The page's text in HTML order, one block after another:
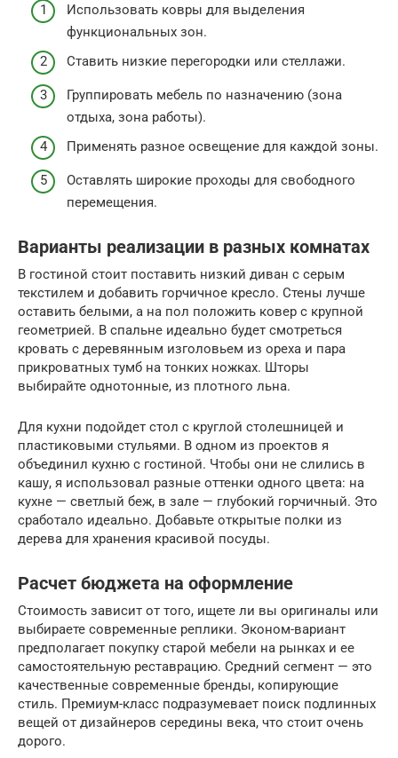
Использовать ковры для выделения
функциональных зон.
Ставить низкие перегородки или стеллажи.
Группировать мебель по назначению (зона
отдыха, зона работы).
Применять разное освещение для каждой зоны.
Оставлять широкие проходы для свободного
перемещения.
Варианты реализации в разных комнатах
В гостиной стоит поставить низкий диван с серым
текстилем и добавить горчичное кресло. Стены лучше
оставить белыми, а на пол положить ковер с крупной
геометрией. В спальне идеально будет смотреться
кровать с деревянным изголовьем из ореха и пара
прикроватных тумб на тонких ножках. Шторы
выбирайте однотонные, из плотного льна.
Для кухни подойдет стол с круглой столешницей и
пластиковыми стульями. В одном из проектов я
объединил кухню с гостиной. Чтобы они не слились в
кашу, я использовал разные оттенки одного цвета: на
кухне — светлый беж, в зале — глубокий горчичный. Это
сработало идеально. Добавьте открытые полки из
дерева для хранения красивой посуды.
Расчет бюджета на оформление
Стоимость зависит от того, ищете ли вы оригиналы или
выбираете современные реплики. Эконом-вариант
предполагает покупку старой мебели на рынках и ее
самостоятельную реставрацию. Средний сегмент — это
качественные современные бренды, копирующие
стиль. Премиум-класс подразумевает поиск подлинных
вещей от дизайнеров середины века, что стоит очень
дорого.